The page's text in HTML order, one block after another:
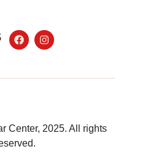
Center, 2025. All rights